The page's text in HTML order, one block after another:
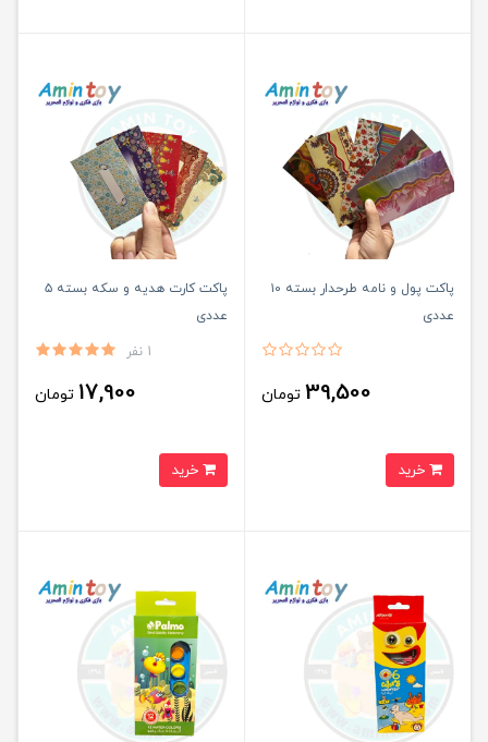
پاکت پول و نامه طرحدار بسته ۱۰
عددی
39,500 تومان
پاکت کارت هدیه و سکه بسته ۵
عددی
1 نفر
17,900 تومان